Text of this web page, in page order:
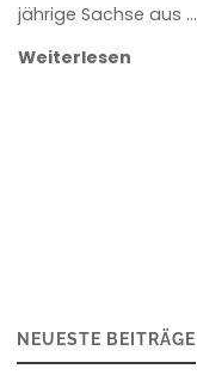
jährige Sachse aus …
Weiterlesen
NEUESTE BEITRÄGE